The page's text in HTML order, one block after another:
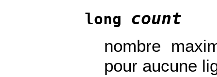
long count
nombre
pour aucune